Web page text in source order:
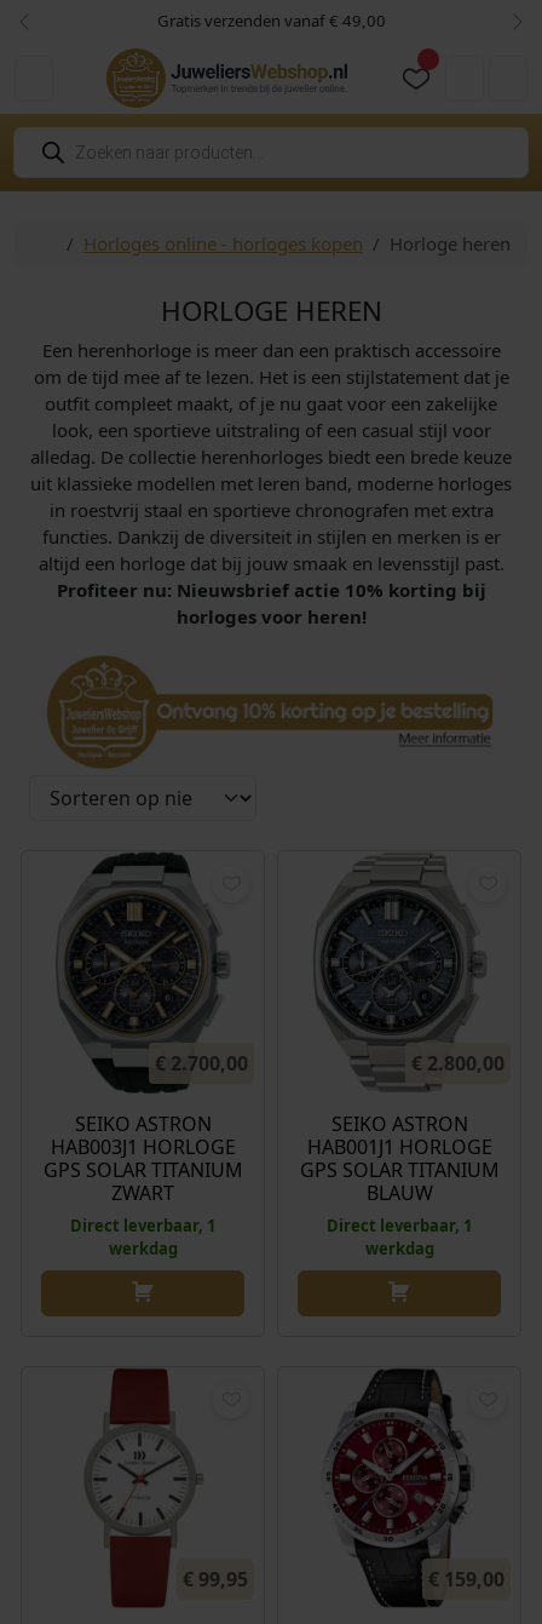
Skip to content
Skip to footer Gratis verzenden vanaf € 49,00
Vorige
P
o
d
HomeHorloges online - horloges kopen Horloge heren
HORLOGE HEREN
Een herenhorloge is meer dan een praktisch accessoire
om de tijd mee af te lezen. Het is een stijlstatement dat je
outfit compleet maakt, of je nu gaat voor een zakelijke
look, een sportieve uitstraling of een casual stijl voor
alledag. De collectie herenhorloges biedt een brede keuze
uit klassieke modellen met leren band, moderne horloges
in roestvrij staal en sportieve chronografen met extra
functies. Dankzij de diversiteit in stijlen en merken is er
altijd een horloge dat bij jouw smaak en levensstijl past.
Profiteer nu: Nieuwsbrief actie 10% korting bij
horloges voor heren!
€ 2.700,00
SEIKO ASTRON
HAB003J1 HORLOGE
GPS SOLAR TITANIUM
ZWART
Direct leverbaar, 1
werkdag
€ 2.800,00
SEIKO ASTRON
HAB001J1 HORLOGE
GPS SOLAR TITANIUM
BLAUW
Direct leverbaar, 1
werkdag
€ 99,95 € 159,00